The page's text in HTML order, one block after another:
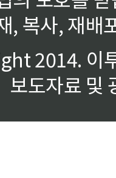
, 복사, 재배
2014. 이
보도자료